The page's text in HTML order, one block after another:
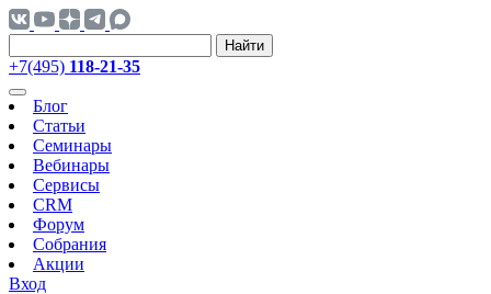
Найти
+7(495) 118-21-35
Блог
Статьи
Семинары
Вебинары
Сервисы
CRM
Форум
Собрания
Акции
Вход